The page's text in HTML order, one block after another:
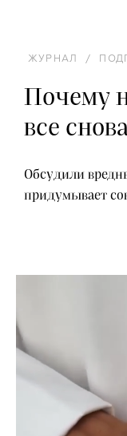
ЖУРНАЛ /
Почему
все
Обсудили
придумывает